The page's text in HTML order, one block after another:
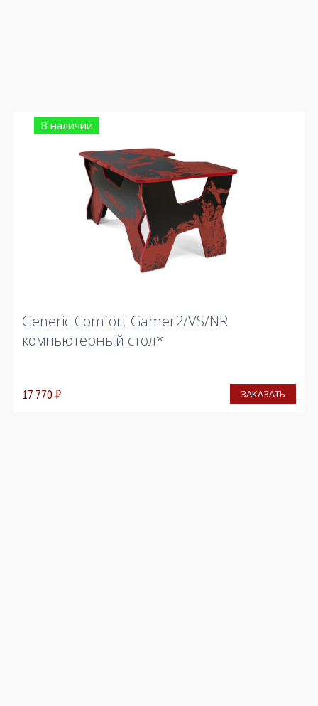
В наличии
Generic Comfort Gamer2/VS/NR
компьютерный стол*
17 770 ₽ ЗАКАЗАТЬ